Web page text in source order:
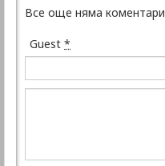
Все още няма коментари
Guest *